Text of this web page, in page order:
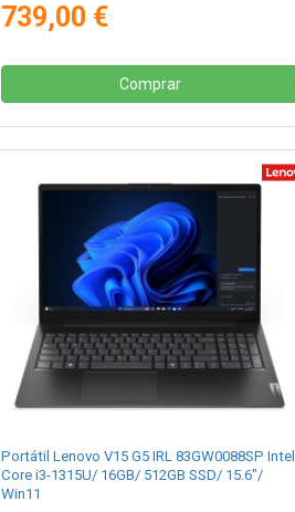
739,00 €
Comprar
Portátil Lenovo V15 G5 IRL 83GW0088SP Intel
Core i3-1315U/ 16GB/ 512GB SSD/ 15.6"/
Win11